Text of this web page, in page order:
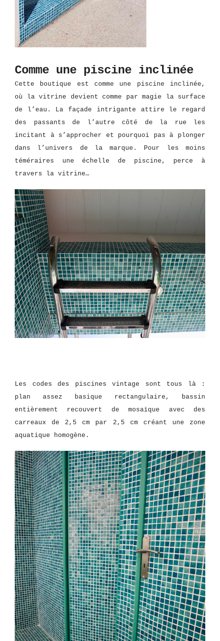
Comme une piscine inclinée
Cette boutique est comme une piscine inclinée,
où la vitrine devient comme par magie la surface
de l’eau. La façade intrigante attire le regard
des passants de l’autre côté de la rue les
incitant à s’approcher et pourquoi pas à plonger
dans l’univers de la marque. Pour les moins
téméraires une échelle de piscine, perce à
travers la vitrine…
Les codes des piscines vintage sont tous là :
plan assez basique rectangulaire, bassin
entièrement recouvert de mosaïque avec des
carreaux de 2,5 cm par 2,5 cm créant une zone
aquatique homogène.